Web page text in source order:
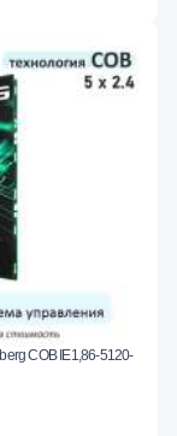
COB IE1,86-5120-